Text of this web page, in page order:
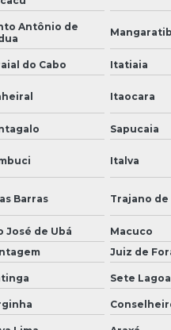
Antônio de
do Cabo Itatiaia
Itaocara
Sapucaia
Italva
Barras Trajano de
José de Ubá
Macuco
Juiz de
Sete